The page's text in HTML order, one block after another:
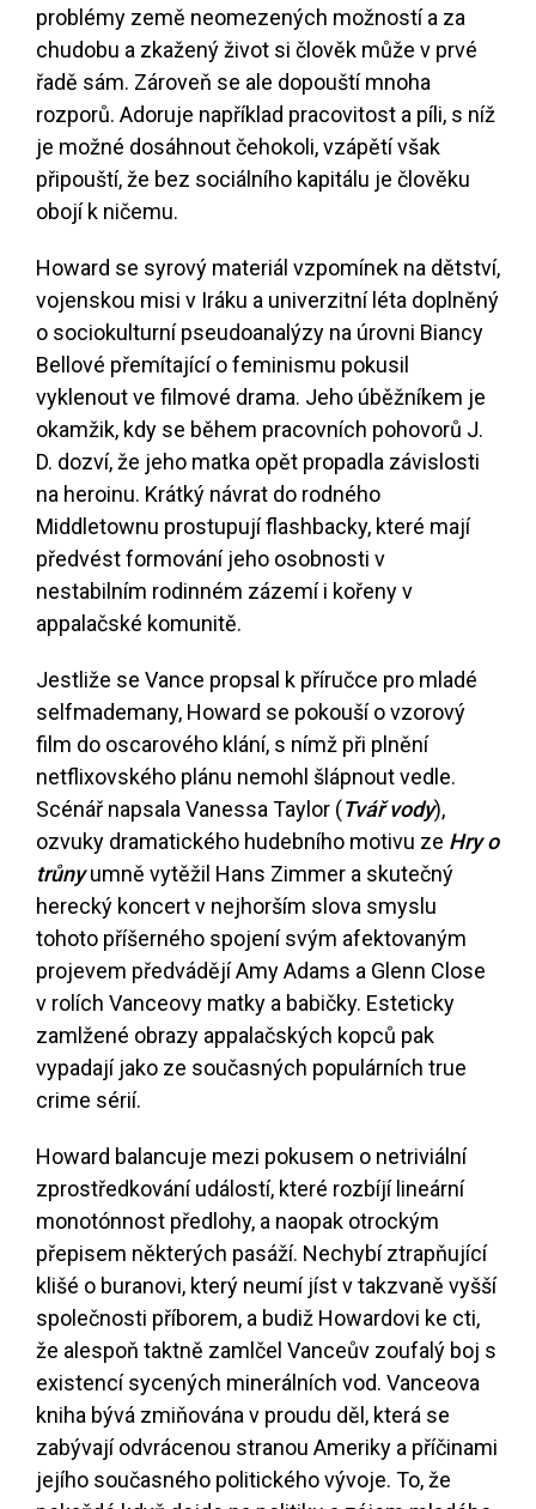
problémy země neomezených možností a za
chudobu a zkažený život si člověk může v prvé
řadě sám. Zároveň se ale dopouští mnoha
rozporů. Adoruje například pracovitost a píli, s níž
je možné dosáhnout čehokoli, vzápětí však
připouští, že bez sociálního kapitálu je člověku
obojí k ničemu.
Howard se syrový materiál vzpomínek na dětství,
vojenskou misi v Iráku a univerzitní léta doplněný
o sociokulturní pseudoanalýzy na úrovni Biancy
Bellové přemítající o feminismu pokusil
vyklenout ve filmové drama. Jeho úběžníkem je
okamžik, kdy se během pracovních pohovorů J.
D. dozví, že jeho matka opět propadla závislosti
na heroinu. Krátký návrat do rodného
Middletownu prostupují flashbacky, které mají
předvést formování jeho osobnosti v
nestabilním rodinném zázemí i kořeny v
appalačské komunitě.
Jestliže se Vance propsal k příručce pro mladé
selfmademany, Howard se pokouší o vzorový
film do oscarového klání, s nímž při plnění
netflixovského plánu nemohl šlápnout vedle.
Scénář napsala Vanessa Taylor (Tvář vody),
ozvuky dramatického hudebního motivu ze Hry o
trůnyumně vytěžil Hans Zimmer a skutečný
herecký koncert v nejhorším slova smyslu
tohoto příšerného spojení svým afektovaným
projevem předvádějí Amy Adams a Glenn Close
v rolích Vanceovy matky a babičky. Esteticky
zamlžené obrazy appalačských kopců pak
vypadají jako ze současných populárních true
crime sérií.
Howard balancuje mezi pokusem o netriviální
zprostředkování událostí, které rozbíjí lineární
monotónnost předlohy, a naopak otrockým
přepisem některých pasáží. Nechybí ztrapňující
klišé o buranovi, který neumí jíst v takzvaně vyšší
společnosti příborem, a budiž Howardovi ke cti,
že alespoň taktně zamlčel Vanceův zoufalý boj s
existencí sycených minerálních vod. Vanceova
kniha bývá zmiňována v proudu děl, která se
zabývají odvrácenou stranou Ameriky a příčinami
jejího současného politického vývoje. To, že